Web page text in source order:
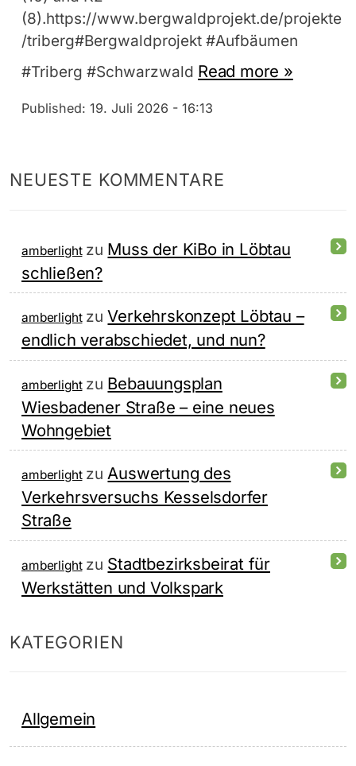
(8).https://www.bergwaldprojekt.de/projekte
/triberg#Bergwaldprojekt #Aufbäumen
#Triberg #Schwarzwald Read more »
Published: 19. Juli 2026 - 16:13
NEUESTE KOMMENTARE
amberlightzu Muss der KiBo in Löbtau
schließen?
amberlightzuVerkehrskonzept Löbtau –
endlich verabschiedet, und nun?
amberlightzu Bebauungsplan
Wiesbadener Straße – eine neues
Wohngebiet
amberlightzuAuswertung des
Verkehrsversuchs Kesselsdorfer
Straße
amberlightzu Stadtbezirksbeirat für
Werkstätten und Volkspark
KATEGORIEN
Allgemein